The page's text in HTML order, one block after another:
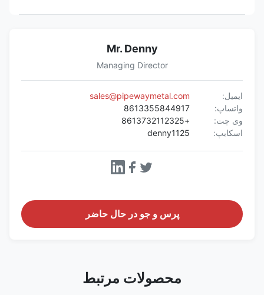
Mr. Denny
Managing Director
ایمیل:
sales@pipewaymetal.com
واتساپ:
8613355844917
وی چت:
+8613732112325
اسکایپ:
denny1125
پرس و جو در حال حاضر
محصولات مرتبط